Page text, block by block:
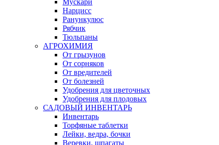
Мускари
Нарцисс
Ранункулюс
Рябчик
Тюльпаны
АГРОХИМИЯ
От грызунов
От сорняков
От вредителей
От болезней
Удобрения для цветочных
Удобрения для плодовых
САДОВЫЙ ИНВЕНТАРЬ
Инвентарь
Торфяные таблетки
Лейки, ведра, бочки
Веревки, шпагаты